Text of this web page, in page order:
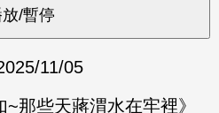
11/05
那些天蔣渭水在牢裡》